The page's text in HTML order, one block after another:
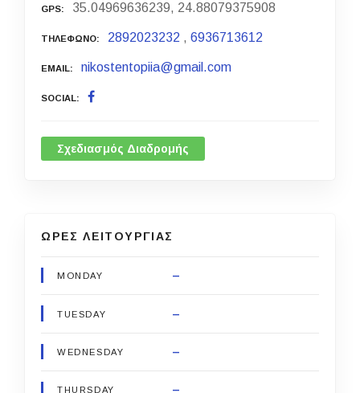
GPS 35.04969636239, 24.88079375908
ΤΗΛΕΦΩΝΟ 2892023232 ,6936713612
EMAIL nikostentopiia@gmail.com
SOCIAL
Σχεδιασμός Διαδρομής
ΩΡΕΣ ΛΕΙΤΟΥΡΓΙΑΣ
MONDAY –
TUESDAY –
WEDNESDAY –
THURSDAY –